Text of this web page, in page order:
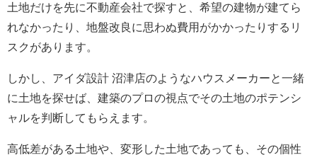
土地だけを先に不動産会社で探すと、希望の建物が建てら
れなかったり、地盤改良に思わぬ費用がかかったりするリ
スクがあります。
しかし、アイダ設計 沼津店のようなハウスメーカーと一緒
に土地を探せば、建築のプロの視点でその土地のポテンシ
ャルを判断してもらえます。
高低差がある土地や、変形した土地であっても、その個性